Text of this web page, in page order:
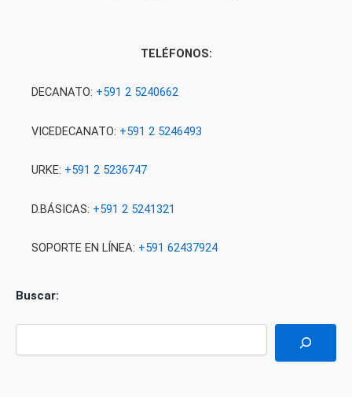
TELÉFONOS:
DECANATO: +591 2 5240662
VICEDECANATO: +591 2 5246493
URKE: +591 2 5236747
D.BÁSICAS: +591 2 5241321
SOPORTE EN LÍNEA: +591 62437924
Buscar: